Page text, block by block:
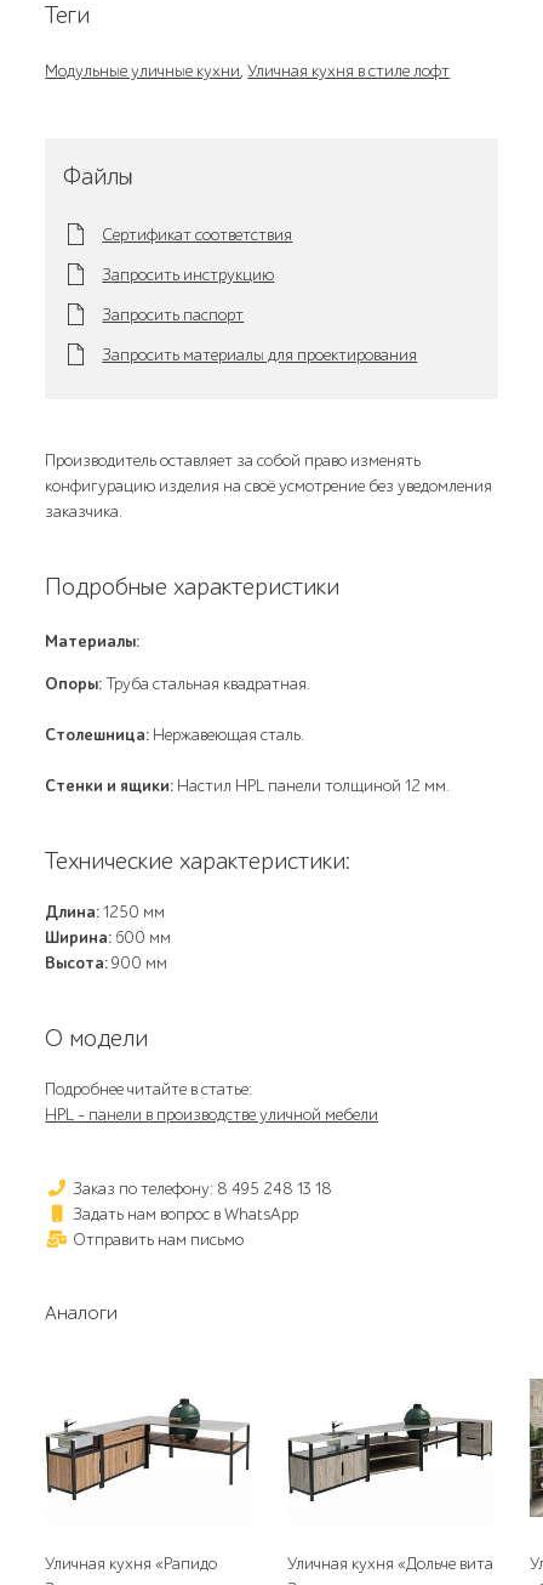
Теги
Модульные уличные кухни,Уличная кухня в стиле лофт
Файлы
Сертификат соответствия
Запросить инструкцию
Запросить паспорт
Запросить материалы для проектирования
Производитель оставляет за собой право изменять
конфигурацию изделия на своё усмотрение без уведомления
заказчика.
Подробные характеристики
Материалы:
Опоры:Труба стальная квадратная.
Столешница: Нержавеющая сталь.
Стенки и ящики: Настил HPL панели толщиной 12 мм.
Технические характеристики:
Длина:1250 мм
Ширина: 600 мм
Высота:900 мм
О модели
Подробнее читайте в статье:
HPL - панели в производстве уличной мебели
Заказ по телефону: 8 495 248 13 18
Задать нам вопрос в WhatsApp
Отправить нам письмо
Аналоги
Уличная кухня «Рапидо
Уличная кухня «Дольче вита